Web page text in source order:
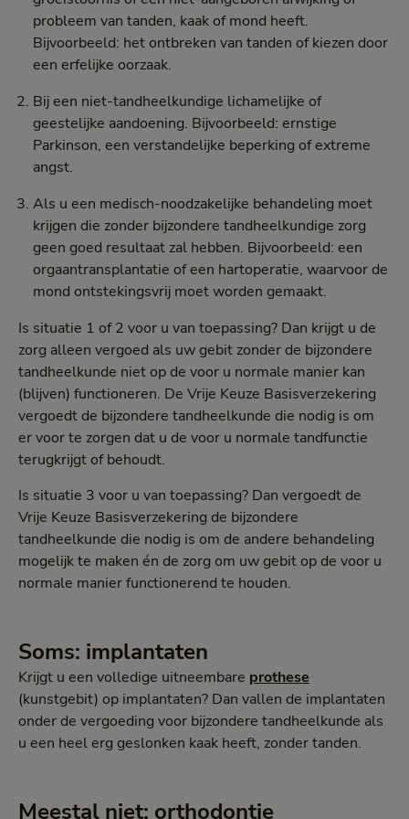
probleem van tanden, kaak of mond heeft.
Bijvoorbeeld: het ontbreken van tanden of kiezen door
een erfelijke oorzaak.
Bij een niet-tandheelkundige lichamelijke of
geestelijke aandoening. Bijvoorbeeld: ernstige
Parkinson, een verstandelijke beperking of extreme
angst.
Als u een medisch-noodzakelijke behandeling moet
krijgen die zonder bijzondere tandheelkundige zorg
geen goed resultaat zal hebben. Bijvoorbeeld: een
orgaantransplantatie of een hartoperatie, waarvoor de
mond ontstekingsvrij moet worden gemaakt.
Is situatie 1 of 2 voor u van toepassing? Dan krijgt u de
zorg alleen vergoed als uw gebit zonder de bijzondere
tandheelkunde niet op de voor u normale manier kan
(blijven) functioneren. De Vrije Keuze Basisverzekering
vergoedt de bijzondere tandheelkunde die nodig is om
er voor te zorgen dat u de voor u normale tandfunctie
terugkrijgt of behoudt.
Is situatie 3 voor u van toepassing? Dan vergoedt de
Vrije Keuze Basisverzekering de bijzondere
tandheelkunde die nodig is om de andere behandeling
mogelijk te maken én de zorg om uw gebit op de voor u
normale manier functionerend te houden.
Soms: implantaten
Krijgt u een volledige uitneembare prothese
(kunstgebit) op implantaten? Dan vallen de implantaten
onder de vergoeding voor bijzondere tandheelkunde als
u een heel erg geslonken kaak heeft, zonder tanden.
Meestal niet: orthodontie